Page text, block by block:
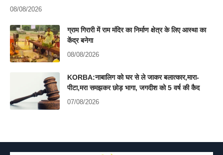
08/08/2026
ग्राम गिरारी में राम मंदिर का निर्माण क्षेत्र के लिए आस्था का
केंद्र बनेगा
08/08/2026
KORBA:नाबालिग को घर से ले जाकर बलात्कार,मारा-
पीटा,मरा समझकर छोड़ भागा, जगदीश को 5 वर्ष की कैद
07/08/2026